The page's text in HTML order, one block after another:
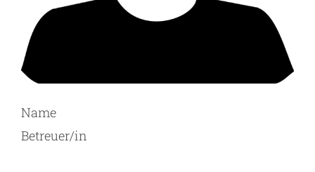
Name
Betreuer/in